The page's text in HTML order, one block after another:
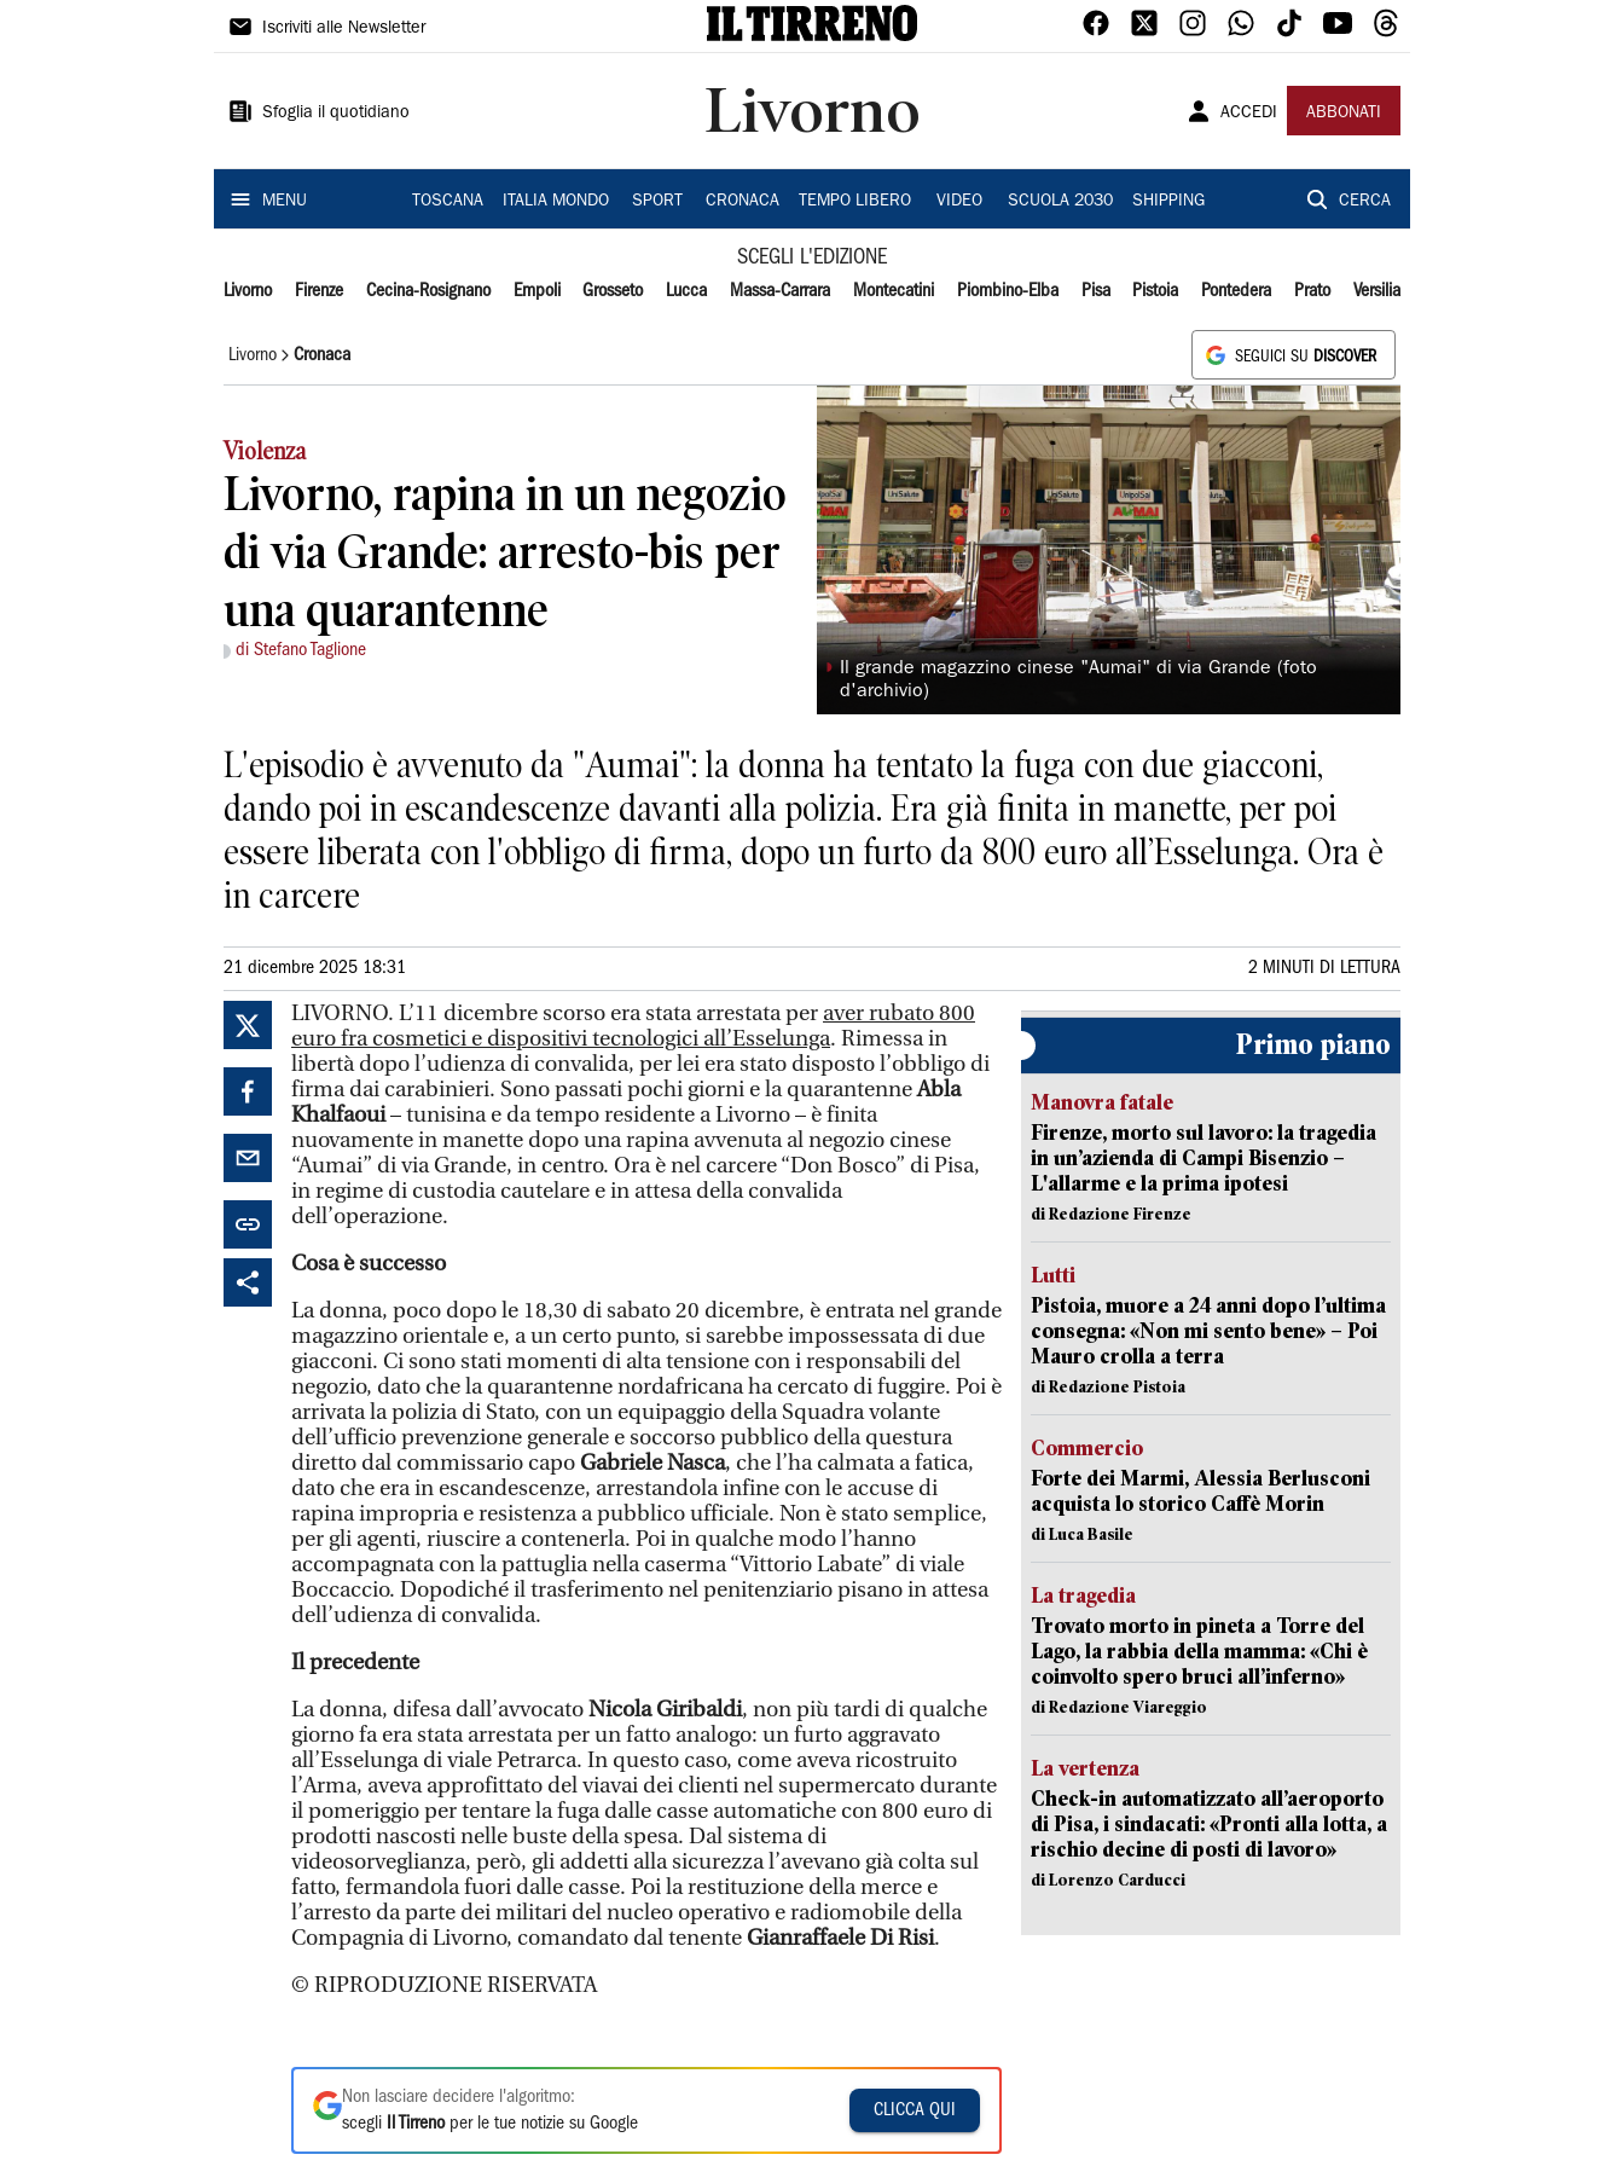
Il
Iscriviti alle Newsletter
Sfoglia il quotidiano Livorno ACCEDI ABBONATI
MENU TOSCANA ITALIA MONDO SPORT CRONACA TEMPO LIBERO VIDEO SCUOLA 2030 SHIPPING CERCA
SCEGLI L'EDIZIONE
Livorno Firenze Cecina-Rosignano Empoli Grosseto Lucca Massa-Carrara Montecatini Piombino-Elba Pisa Pistoia Pontedera Prato Versilia
Livorno Cronaca SEGUICI SU DISCOVER
Violenza
Livorno, rapina in un negozio
di via Grande: arresto-bis per
una quarantenne
di Stefano Taglione
◗ Il grande magazzino cinese "Aumai" di via Grande (foto
d'archivio)
L'episodio è avvenuto da "Aumai": la donna ha tentato la fuga con due giacconi,
dando poi in escandescenze davanti alla polizia. Era già finita in manette, per poi
essere liberata con l'obbligo di firma, dopo un furto da 800 euro all’Esselunga. Ora è
in carcere
21 dicembre 2025 18:31 2 MINUTI DI LETTURA
LIVORNO. L’11 dicembre scorso era stata arrestata per aver rubato 800
euro fra cosmetici e dispositivi tecnologici all’Esselunga. Rimessa in
libertà dopo l’udienza di convalida, per lei era stato disposto l’obbligo di
firma dai carabinieri. Sono passati pochi giorni e la quarantenneAbla
Khalfaoui– tunisina e da tempo residente a Livorno – è finita
nuovamente in manette dopo una rapina avvenuta al negozio cinese
“Aumai” di via Grande, in centro. Ora è nel carcere “Don Bosco” di Pisa,
in regime di custodia cautelare e in attesa della convalida
dell’operazione.
Cosa è successo
La donna, poco dopo le 18,30 di sabato 20 dicembre, è entrata nel grande
magazzino orientale e, a un certo punto, si sarebbe impossessata di due
giacconi. Ci sono stati momenti di alta tensione con i responsabili del
negozio, dato che la quarantenne nordafricana ha cercato di fuggire. Poi è
arrivata la polizia di Stato, con un equipaggio della Squadra volante
dell’ufficio prevenzione generale e soccorso pubblico della questura
diretto dal commissario capoGabriele Nasca, che l’ha calmata a fatica,
dato che era in escandescenze, arrestandola infine con le accuse di
rapina impropria e resistenza a pubblico ufficiale. Non è stato semplice,
per gli agenti, riuscire a contenerla. Poi in qualche modo l’hanno
accompagnata con la pattuglia nella caserma “Vittorio Labate” di viale
Boccaccio. Dopodiché il trasferimento nel penitenziario pisano in attesa
dell’udienza di convalida.
Il precedente
La donna, difesa dall’avvocatoNicola Giribaldi, non più tardi di qualche
giorno fa era stata arrestata per un fatto analogo: un furto aggravato
all’Esselunga di viale Petrarca. In questo caso, come aveva ricostruito
l’Arma, aveva approfittato del viavai dei clienti nel supermercato durante
il pomeriggio per tentare la fuga dalle casse automatiche con 800 euro di
prodotti nascosti nelle buste della spesa. Dal sistema di
videosorveglianza, però, gli addetti alla sicurezza l’avevano già colta sul
fatto, fermandola fuori dalle casse. Poi la restituzione della merce e
l’arresto da parte dei militari del nucleo operativo e radiomobile della
Compagnia di Livorno, comandato dal tenenteGianraffaele Di Risi.
© RIPRODUZIONE RISERVATA
Non lasciare decidere l'algoritmo:
scegli
Il Tirrenoper le tue notizie su Google
CLICCA QUI
Primo piano
Manovra fatale
Firenze, morto sul lavoro: la tragedia
in un’azienda di Campi Bisenzio –
L'allarme e la prima ipotesi
di Redazione Firenze
Lutti
Pistoia, muore a 24 anni dopo l’ultima
consegna: «Non mi sento bene» – Poi
Mauro crolla a terra
di Redazione Pistoia
Commercio
Forte dei Marmi, Alessia Berlusconi
acquista lo storico Caffè Morin
di Luca Basile
La tragedia
Trovato morto in pineta a Torre del
Lago, la rabbia della mamma: «Chi è
coinvolto spero bruci all’inferno»
di Redazione Viareggio
La vertenza
Check-in automatizzato all’aeroporto
di Pisa, i sindacati: «Pronti alla lotta, a
rischio decine di posti di lavoro»
di Lorenzo Carducci